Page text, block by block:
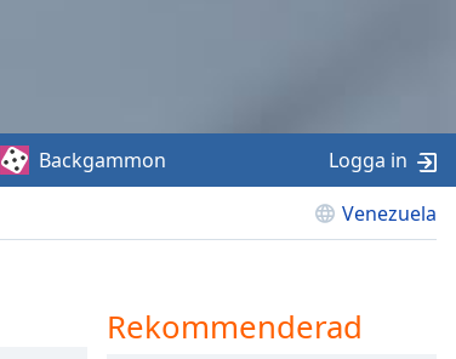
Venezuela
Backgammon Logga in
Rekommenderad